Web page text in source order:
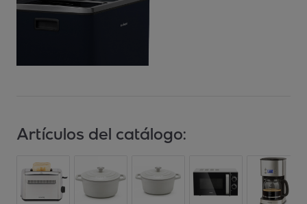
Artículos del catálogo: